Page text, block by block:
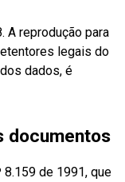
A reprodução para
legais do
dados, é
documentos
de 1991, que